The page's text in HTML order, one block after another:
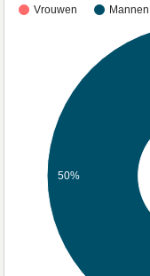
Vrouwen Mannen
50%